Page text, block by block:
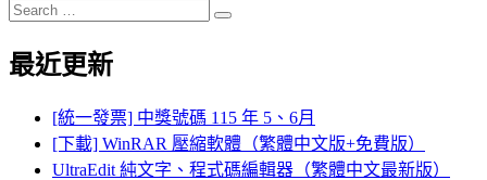
Search
for:
Search
最近更新
[統一發票] 中獎號碼 115 年 5、6月
[下載] WinRAR 壓縮軟體（繁體中文版+免費版）
UltraEdit 純文字、程式碼編輯器（繁體中文最新版）